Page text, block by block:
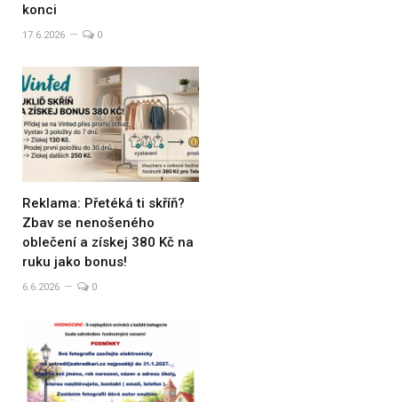
konci
17.6.2026 0
Reklama: Přetéká ti skříň?
Zbav se nenošeného
oblečení a získej 380 Kč na
ruku jako bonus!
6.6.2026 0